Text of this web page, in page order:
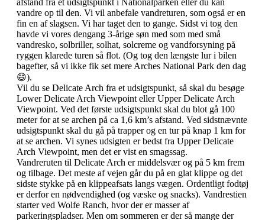
vandre op til den. Vi vil anbefale vandreturen, som også er en
fin en af slagsen. Vi har taget den to gange. Sidst vi tog den
havde vi vores dengang 3-årige søn med som med små
vandresko, solbriller, solhat, solcreme og vandforsyning på
ryggen klarede turen så flot. (Og tog den længste lur i bilen
bagefter, så vi ikke fik set mere Arches National Park den dag
😄).
Vil du se Delicate Arch fra et udsigtspunkt, så skal du besøge
Lower Delicate Arch Viewpoint eller Upper Delicate Arch
Viewpoint. Ved det første udsigtspunkt skal du blot gå 100
meter for at se archen på ca 1,6 km’s afstand. Ved sidstnævnte
udsigtspunkt skal du gå på trapper og en tur på knap 1 km for
at se archen. Vi synes udsigten er bedst fra Upper Delicate
Arch Viewpoint, men det er vist en smagssag.
Vandreruten til Delicate Arch er middelsvær og på 5 km frem
og tilbage. Det meste af vejen går du på en glat klippe og det
sidste stykke på en klippeafsats langs vægen. Ordentligt fodtøj
er derfor en nødvendighed (og væske og snacks). Vandrestien
starter ved Wolfe Ranch, hvor der er masser af
parkeringspladser. Men om sommeren er der så mange der